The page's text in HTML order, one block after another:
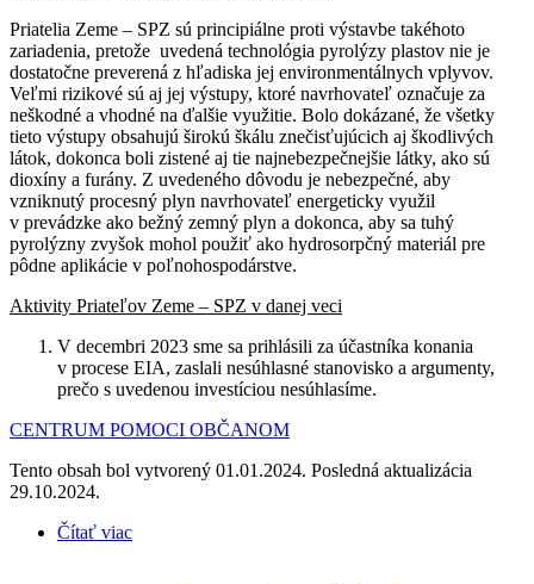
Priatelia Zeme – SPZ sú principiálne proti výstavbe takéhoto
zariadenia, pretože uvedená technológia pyrolýzy plastov nie je
dostatočne preverená z hľadiska jej environmentálnych vplyvov.
Veľmi rizikové sú aj jej výstupy, ktoré navrhovateľ označuje za
neškodné a vhodné na ďalšie využitie. Bolo dokázané, že všetky
tieto výstupy obsahujú širokú škálu znečisťujúcich aj škodlivých
látok, dokonca boli zistené aj tie najnebezpečnejšie látky, ako sú
dioxíny a furány. Z uvedeného dôvodu je nebezpečné, aby
vzniknutý procesný plyn navrhovateľ energeticky využil
v prevádzke ako bežný zemný plyn a dokonca, aby sa tuhý
pyrolýzny zvyšok mohol použiť ako hydrosorpčný materiál pre
pôdne aplikácie v poľnohospodárstve.
Aktivity Priateľov Zeme – SPZ v danej veci
V decembri 2023 sme sa prihlásili za účastníka konania
v procese EIA, zaslali nesúhlasné stanovisko a argumenty,
prečo s uvedenou investíciou nesúhlasíme.
CENTRUM POMOCI OBČANOM
Tento obsah bol vytvorený 01.01.2024. Posledná aktualizácia
29.10.2024.
Čítať viac